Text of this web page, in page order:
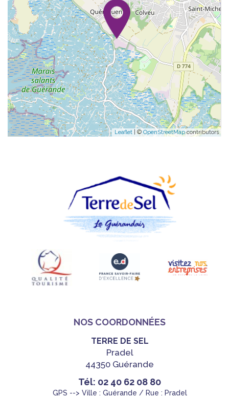
Leaflet | © OpenStreetMapcontributors
NOS COORDONNÉES
TERRE DE SEL
Pradel
44350 Guérande
Tél: 02 40 62 08 80
GPS --> Ville : Guérande / Rue : Pradel